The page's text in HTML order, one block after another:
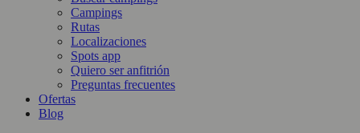
Campings
Rutas
Localizaciones
Spots app
Quiero ser anfitrión
Preguntas frecuentes
Ofertas
Blog